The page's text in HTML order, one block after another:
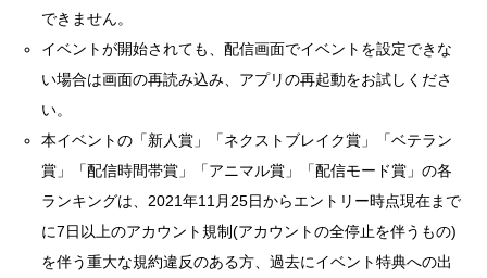
できません。
イベントが開始されても、配信画面でイベントを設定できな
い場合は画面の再読み込み、アプリの再起動をお試しくださ
い。
本イベントの「新人賞」「ネクストブレイク賞」「ベテラン
賞」「配信時間帯賞」「アニマル賞」「配信モード賞」の各
ランキングは、2021年11月25日からエントリー時点現在まで
に7日以上のアカウント規制(アカウントの全停止を伴うもの)
を伴う重大な規約違反のある方、過去にイベント特典への出